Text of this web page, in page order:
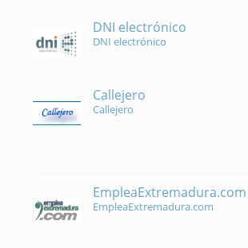
DNI electrónico
DNI electrónico
Callejero
Callejero
EmpleaExtremadura.com
EmpleaExtremadura.com